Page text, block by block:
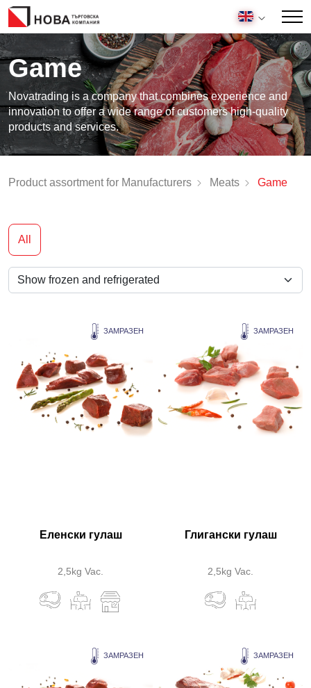
Game
Novatrading is a company that combines experience and
innovation to offer a wide range of customers high-quality
products and services.
Product assortment for Manufacturers Meats Game
All
ЗАМРАЗЕН
Еленски гулаш
2,5kg Vac.
ЗАМРАЗЕН
Глигански гулаш
2,5kg Vac.
ЗАМРАЗЕН ЗАМРАЗЕН